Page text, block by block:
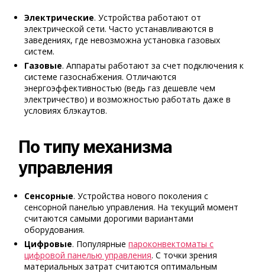
Электрические. Устройства работают от
электрической сети. Часто устанавливаются в
заведениях, где невозможна установка газовых
систем.
Газовые. Аппараты работают за счет подключения к
системе газоснабжения. Отличаются
энергоэффективностью (ведь газ дешевле чем
электричество) и возможностью работать даже в
условиях блэкаутов.
По типу механизма
управления
Сенсорные. Устройства нового поколения с
сенсорной панелью управления. На текущий момент
считаются самыми дорогими вариантами
оборудования.
Цифровые. Популярныепароконвектоматы с
цифровой панелью управления. С точки зрения
материальных затрат считаются оптимальным